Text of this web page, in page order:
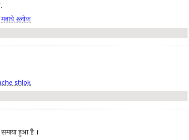
मनाचे श्लोक
shlok
हुआ है ।